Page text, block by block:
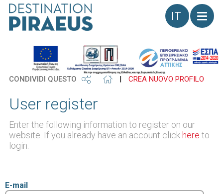
Lingua
CONDIVIDI QUESTO | CREA NUOVO PROFILO
User register
Enter the following information to register on our
website. If you already have an account click here to
login.
E-mail